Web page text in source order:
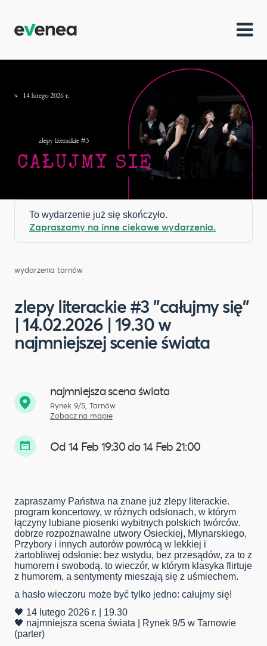
To wydarzenie już się skończyło.
Zapraszamy na inne ciekawe wydarzenia.
wydarzenia tarnów
zlepy literackie #3 "całujmy się"
| 14.02.2026 | 19.30 w
najmniejszej scenie świata
najmniejsza scena świata
Rynek 9/5, Tarnów
Zobacz na mapie
Od 14 Feb 19:30 do 14 Feb 21:00
zapraszamy Państwa na znane już zlepy literackie.
program koncertowy, w różnych odsłonach, w którym
łączyny lubiane piosenki wybitnych polskich twórców.
dobrze rozpoznawalne utwory Osieckiej, Młynarskiego,
Przybory i innych autorów powrócą w lekkiej i
żartobliwej odsłonie: bez wstydu, bez przesądów, za to z
humorem i swobodą. to wieczór, w którym klasyka flirtuje
z humorem, a sentymenty mieszają się z uśmiechem.
a hasło wieczoru może być tylko jedno: całujmy się!
🖤 14 lutego 2026 r. | 19.30
🖤 najmniejsza scena świata | Rynek 9/5 w Tarnowie
(parter)